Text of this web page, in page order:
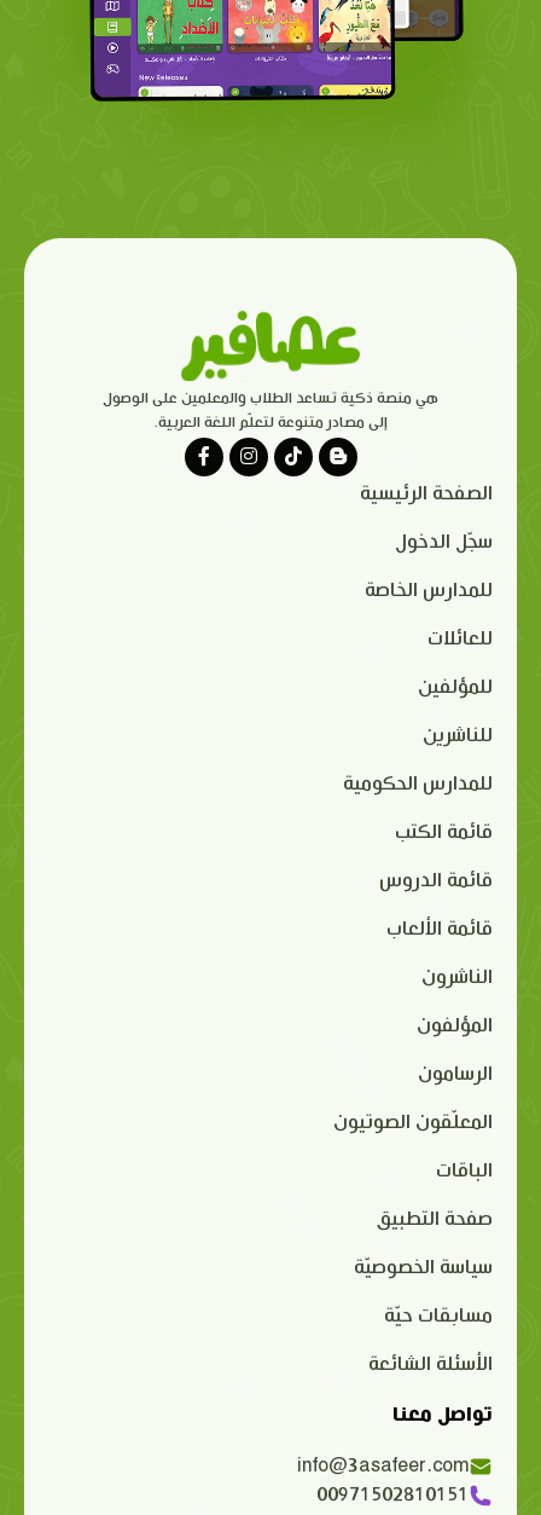
هي منصة ذكية تساعد الطلاب والمعلمين على الوصول
إلى مصادر متنوعة لتعلّم اللغة العربية.
الصفحة الرئيسية
سجّل الدخول
للمدارس الخاصة
للعائلات
للمؤلفين
للناشرين
للمدارس الحكومية
قائمة الكتب
قائمة الدروس
قائمة الألعاب
الناشرون
المؤلفون
الرسامون
المعلّقون الصوتيون
الباقات
صفحة التطبيق
سياسة الخصوصيّة
مسابقات حيّة
الأسئلة الشائعة
تواصل معنا
info@3asafeer.com
00971502810151